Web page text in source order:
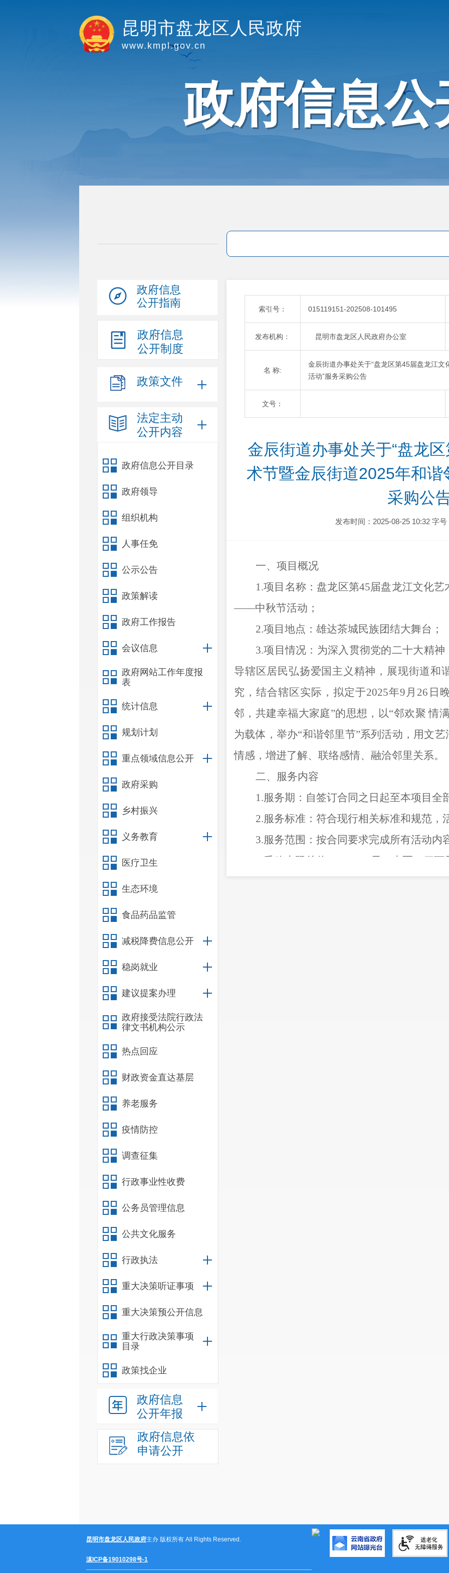
昆明市盘龙区人民政府
www.kmpl.gov.cn
政府信息公
政府信息
公开指南
政府信息
公开制度
政策文件
法定主动
公开内容
政府信息公开目录
政府领导
组织机构
人事任免
公示公告
政策解读
政府工作报告
会议信息
政府网站工作年度报
表
统计信息
规划计划
重点领域信息公开
政府采购
乡村振兴
义务教育
医疗卫生
生态环境
食品药品监管
减税降费信息公开
稳岗就业
建议提案办理
政府接受法院行政法
律文书机构公示
热点回应
财政资金直达基层
养老服务
疫情防控
调查征集
行政事业性收费
公务员管理信息
公共文化服务
行政执法
重大决策听证事项
重大决策预公开信息
重大行政决策事项
目录
政策找企业
政府信息
公开年报
政府信息依
申请公开
索引号： 015119151-202508-101495
发布机构： 昆明市盘龙区人民政府办公室
名 称:
金辰街道办事处关于“盘龙区第45届盘龙江
活动”服务采购公告
文号：
金辰街道办事处关于“盘龙
术节暨金辰街道2025年和谐
采购公
发布时间：2025-08-25 10:32 字号
一、项目概况
1.项目名称：盘龙区第45届盘龙江文化
——中秋节活动；
2.项目地点：雄达茶城民族团结大舞台；
3.项目情况：为深入贯彻党的二十大精神
导辖区居民弘扬爱国主义精神，展现街道和
究，结合辖区实际，拟定于2025年9月26日
邻，共建幸福大家庭”的思想，以“邻欢聚 情
为载体，举办“和谐邻里节”系列活动，用文
情感，增进了解、联络感情、融洽邻里关系。
二、服务内容
1.服务期：自签订合同之日起至本项目全
2.服务标准：符合现行相关标准和规范，
3.服务范围：按合同要求完成所有活动内
采购上限总价：
元（大写：伍万
昆明市盘龙区人民政府主办 版权所有 All Rights Reserved.
滇ICP备19010298号-1